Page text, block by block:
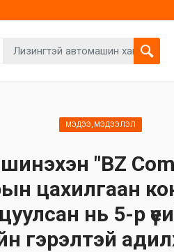
МЭДЭЭ, МЭДЭЭЛЭЛ
"BZ
цахилгаан
нь 5-р
гэрэлтэй